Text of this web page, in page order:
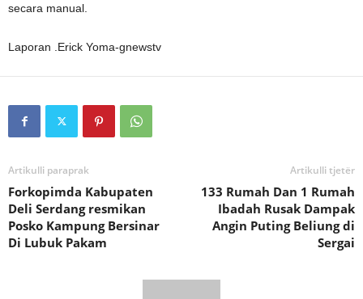
secara manual.
Laporan .Erick Yoma-gnewstv
Artikulli paraprak
Forkopimda Kabupaten
Deli Serdang resmikan
Posko Kampung Bersinar
Di Lubuk Pakam
Artikulli tjetër
133 Rumah Dan 1 Rumah
Ibadah Rusak Dampak
Angin Puting Beliung di
Sergai